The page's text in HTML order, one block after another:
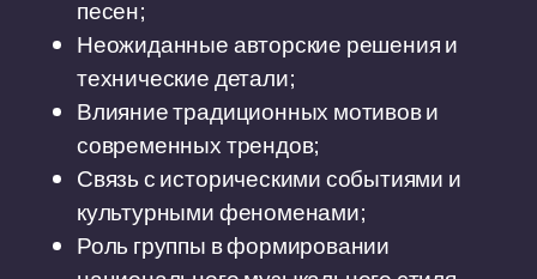
песен;
Неожиданные авторские решения и
технические детали;
Влияние традиционных мотивов и
современных трендов;
Связь с историческими событиями и
культурными феноменами;
Роль группы в формировании